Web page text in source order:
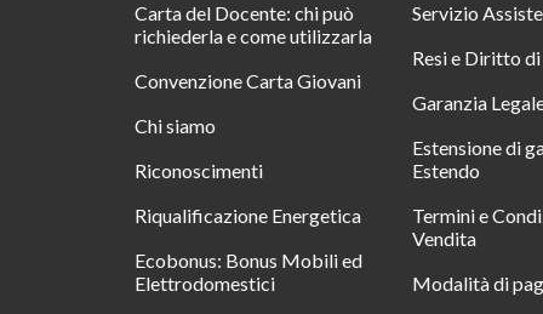
Carta del Docente: chi può
richiederla e come utilizzarla
Convenzione Carta Giovani
Chi siamo
Riconoscimenti
Riqualificazione Energetica
Ecobonus: Bonus Mobili ed
Elettrodomestici
Servizio
Resi e Diritto di
Garanzia
Estensione di
Estendo
Termini e
Vendita
Modalità di